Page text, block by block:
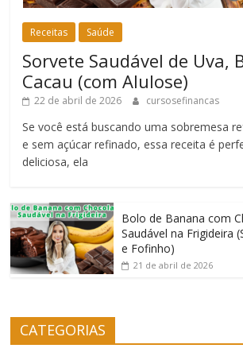
Receitas Saúde
Sorvete Saudável de Uva,
Cacau (com Alulose)
22 de abril de 2026 cursosefinancas
Se você está buscando uma sobremesa
e sem açúcar refinado, essa receita é
deliciosa, ela
Bolo de Banana com
Saudável na Frigideira
e Fofinho)
21 de abril de 2026
CATEGORIAS